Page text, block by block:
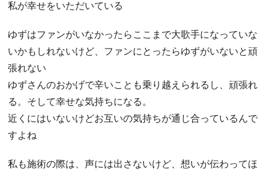
私が幸せをいただいている
ゆずはファンがいなかったらここまで大歌手になっていな
いかもしれないけど、ファンにとったらゆずがいないと頑
張れない
ゆずさんのおかげで辛いことも乗り越えられるし、頑張れ
る。そして幸せな気持ちになる。
近くにはいないけどお互いの気持ちが通じ合っているんで
すよね
私も施術の際は、声には出さないけど、想いが伝わってほ